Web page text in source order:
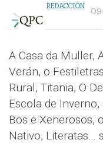
REDACCIÓN
A Casa da Muller,
Verán, o
Rural, Titania, O
Escola de
Bos e Xenerosos,
Nativo, Literatas…